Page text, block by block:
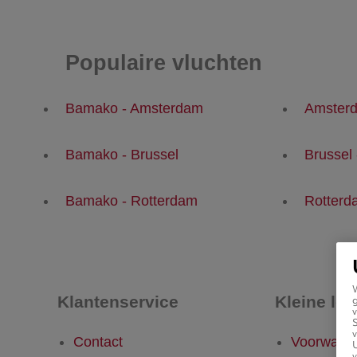
Populaire vluchten
Bamako - Amsterdam
Bamako - Brussel Brussel
Bamako - Rotterdam
Klantenservice
Contact
Kleine